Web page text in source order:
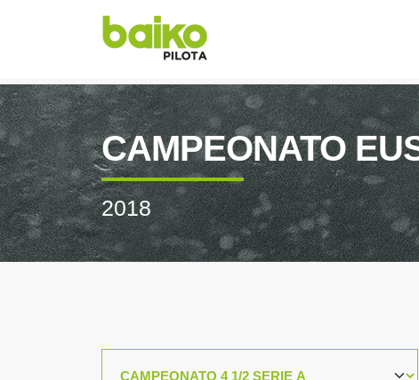
CAMPEONATO
2018